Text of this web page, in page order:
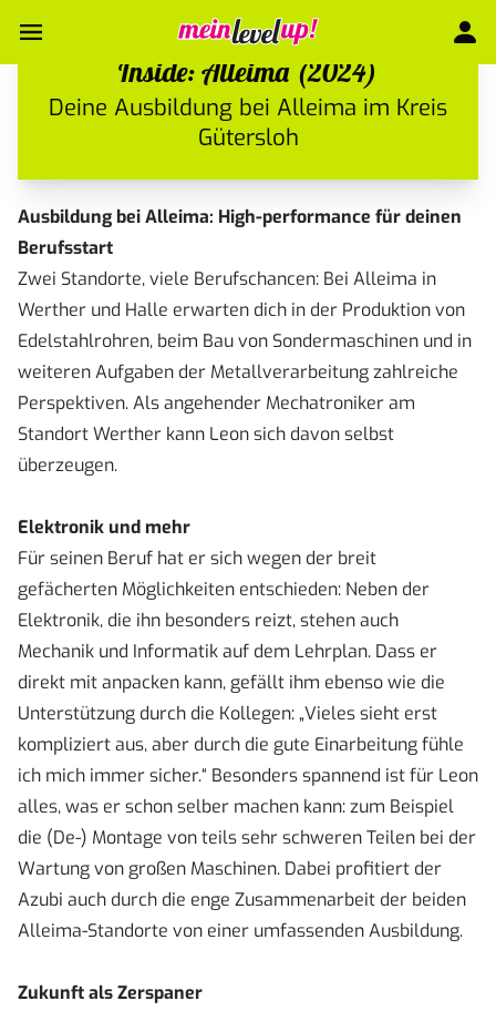
Inside: Alleima (2024)
Deine Ausbildung bei Alleima im Kreis
Gütersloh
Ausbildung bei Alleima: High-performance für deinen
Berufsstart
Zwei Standorte, viele Berufschancen: Bei Alleima in
Werther und Halle erwarten dich in der Produktion von
Edelstahlrohren, beim Bau von Sondermaschinen und in
weiteren Aufgaben der Metallverarbeitung zahlreiche
Perspektiven. Als angehender Mechatroniker am
Standort Werther kann Leon sich davon selbst
überzeugen.
Elektronik und mehr
Für seinen Beruf hat er sich wegen der breit
gefächerten Möglichkeiten entschieden: Neben der
Elektronik, die ihn besonders reizt, stehen auch
Mechanik und Informatik auf dem Lehrplan. Dass er
direkt mit anpacken kann, gefällt ihm ebenso wie die
Unterstützung durch die Kollegen: „Vieles sieht erst
kompliziert aus, aber durch die gute Einarbeitung fühle
ich mich immer sicher.“ Besonders spannend ist für Leon
alles, was er schon selber machen kann: zum Beispiel
die (De-) Montage von teils sehr schweren Teilen bei der
Wartung von großen Maschinen. Dabei profitiert der
Azubi auch durch die enge Zusammenarbeit der beiden
Alleima-Standorte von einer umfassenden Ausbildung.
Zukunft als Zerspaner